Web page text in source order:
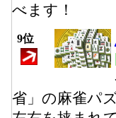
べます！
9位
省」の麻雀パ